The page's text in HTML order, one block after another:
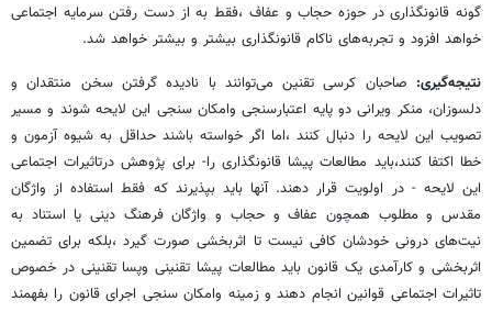
گونه قانونگذاری در حوزه حجاب و عفاف ،فقط به از دست رفتن سرمایه اجتماعی
خواهد افزود و تجربه‌های ناکام قانونگذاری بیشتر و بیشتر خواهد شد.
نتیجه‌گیری: صاحبان کرسی تقنین می‌توانند با نادیده گرفتن سخن منتقدان و
دلسوزان، منکر ویرانی دو پایه اعتبارسنجی وامکان سنجی این لایحه شوند و مسیر
تصویب این لایحه را دنبال کنند ،اما اگر خواسته باشند حداقل به شیوه آزمون و
خطا اکتفا کنند،باید مطالعات پیشا قانونگذاری را- برای پژوهش درتاثیرات اجتماعی
این لایحه - در اولویت قرار دهند. آنها باید بپذیرند که فقط استفاده از واژگان
مقدس و مطلوب همچون عفاف و حجاب و واژگان فرهنگ دینی یا استناد به
نیت‌های درونی خودشان کافی نیست تا اثربخشی صورت گیرد ،بلکه برای تضمین
اثربخشی و کارآمدی یک قانون باید مطالعات پیشا تقنینی وپسا تقنینی در خصوص
تاثیرات اجتماعی قوانین انجام دهند و زمینه وامکان سنجی اجرای قانون را بفهمند